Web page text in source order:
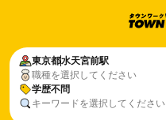
東京都水天宮前駅
職種を選択してください
学歴不問
キーワードを選択してください